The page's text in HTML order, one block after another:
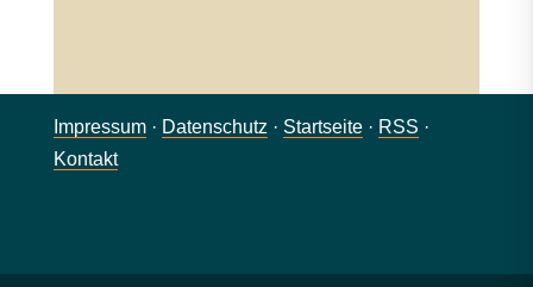
Impressum· Datenschutz · Startseite· RSS ·
Kontakt